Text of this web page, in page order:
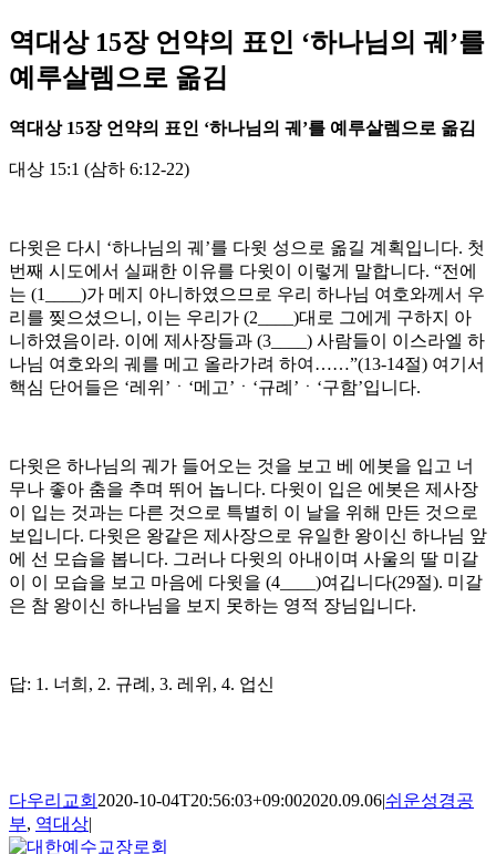
역대상 15장 언약의 표인 ‘하나님의 궤’를
예루살렘으로 옮김
역대상 15장 언약의 표인 ‘하나님의 궤 ’를 예루살렘으로 옮김
대상 15:1 (삼하 6:12-22)
다윗은 다시 ‘하나님의 궤’를 다윗 성으로 옮길 계획입니다. 첫
번째 시도에서 실패한 이유를 다윗이 이렇게 말합니다. “전에
는 (1____)가 메지 아니하였으므로 우리 하나님 여호와께서 우
리를 찢으셨으니, 이는 우리가 (2____)대로 그에게 구하지 아
니하였음이라. 이에 제사장들과 (3____) 사람들이 이스라엘 하
나님 여호와의 궤를 메고 올라가려 하여……”(13-14절) 여기서
핵심 단어들은 ‘레위’ㆍ‘메고’ㆍ‘규례’ㆍ‘구함’입니다.
다윗은 하나님의 궤가 들어오는 것을 보고 베 에봇을 입고 너
무나 좋아 춤을 추며 뛰어 놉니다. 다윗이 입은 에봇은 제사장
이 입는 것과는 다른 것으로 특별히 이 날을 위해 만든 것으로
보입니다. 다윗은 왕같은 제사장으로 유일한 왕이신 하나님 앞
에 선 모습을 봅니다. 그러나 다윗의 아내이며 사울의 딸 미갈
이 이 모습을 보고 마음에 다윗을 (4____)여깁니다(29절). 미갈
은 참 왕이신 하나님을 보지 못하는 영적 장님입니다.
답: 1. 너희, 2. 규례, 3. 레위, 4. 업신
다우리교회 2020-10-04T20:56:03+09:002020.09.06|쉬운성경공
부, 역대상|